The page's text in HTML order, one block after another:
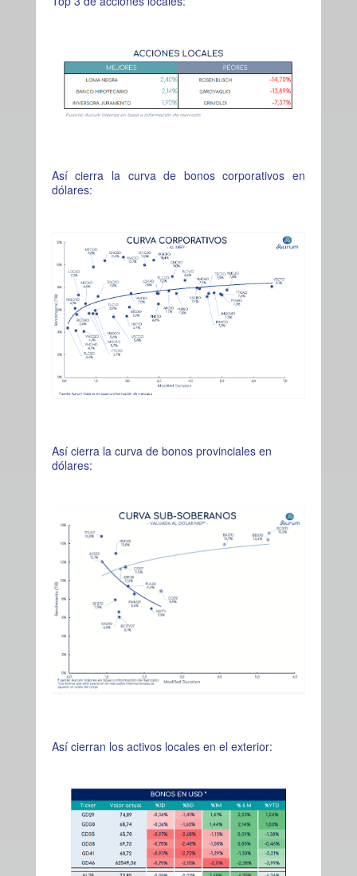
Así cierra la curva de bonos corporativos en
dólares:
Así cierra la curva de bonos provinciales en
dólares:
Así cierran los activos locales en el exterior: